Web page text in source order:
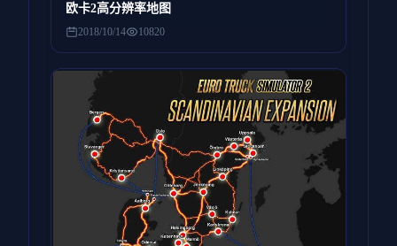
欧卡2高分辨率地图
2018/10/14 10820